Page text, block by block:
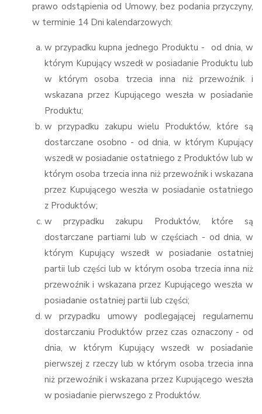
prawo odstąpienia od Umowy, bez podania przyczyny,
w terminie 14 Dni kalendarzowych:
w przypadku kupna jednego Produktu - od dnia, w
którym Kupujący wszedł w posiadanie Produktu lub
w którym osoba trzecia inna niż przewoźnik i
wskazana przez Kupującego weszła w posiadanie
Produktu;
w przypadku zakupu wielu Produktów, które są
dostarczane osobno - od dnia, w którym Kupujący
wszedł w posiadanie ostatniego z Produktów lub w
którym osoba trzecia inna niż przewoźnik i wskazana
przez Kupującego weszła w posiadanie ostatniego
z Produktów;
w przypadku zakupu Produktów, które są
dostarczane partiami lub w częściach - od dnia, w
którym Kupujący wszedł w posiadanie ostatniej
partii lub części lub w którym osoba trzecia inna niż
przewoźnik i wskazana przez Kupującego weszła w
posiadanie ostatniej partii lub części;
w przypadku umowy podlegającej regularnemu
dostarczaniu Produktów przez czas oznaczony - od
dnia, w którym Kupujący wszedł w posiadanie
pierwszej z rzeczy lub w którym osoba trzecia inna
niż przewoźnik i wskazana przez Kupującego weszła
w posiadanie pierwszego z Produktów.